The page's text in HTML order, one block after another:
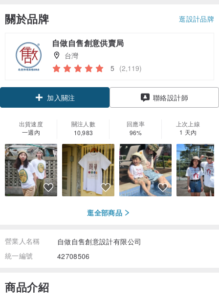
關於品牌 逛設計品牌
自做自售創意供賣局
台灣
5 (2,119)
加入關注 聯絡設計師
出貨速度
一週內
關注人數
10,983
回應率
96%
上次上線
1 天內
逛全部商品
營業人名稱
自做自售創意設計有限公司
統一編號
42708506
商品介紹